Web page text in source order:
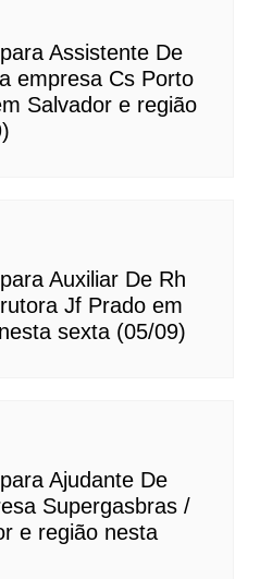
Assistente De
empresa Cs Porto
Salvador e região
Auxiliar De Rh
Jf Prado em
sexta (05/09)
Ajudante De
Supergasbras /
e região nesta